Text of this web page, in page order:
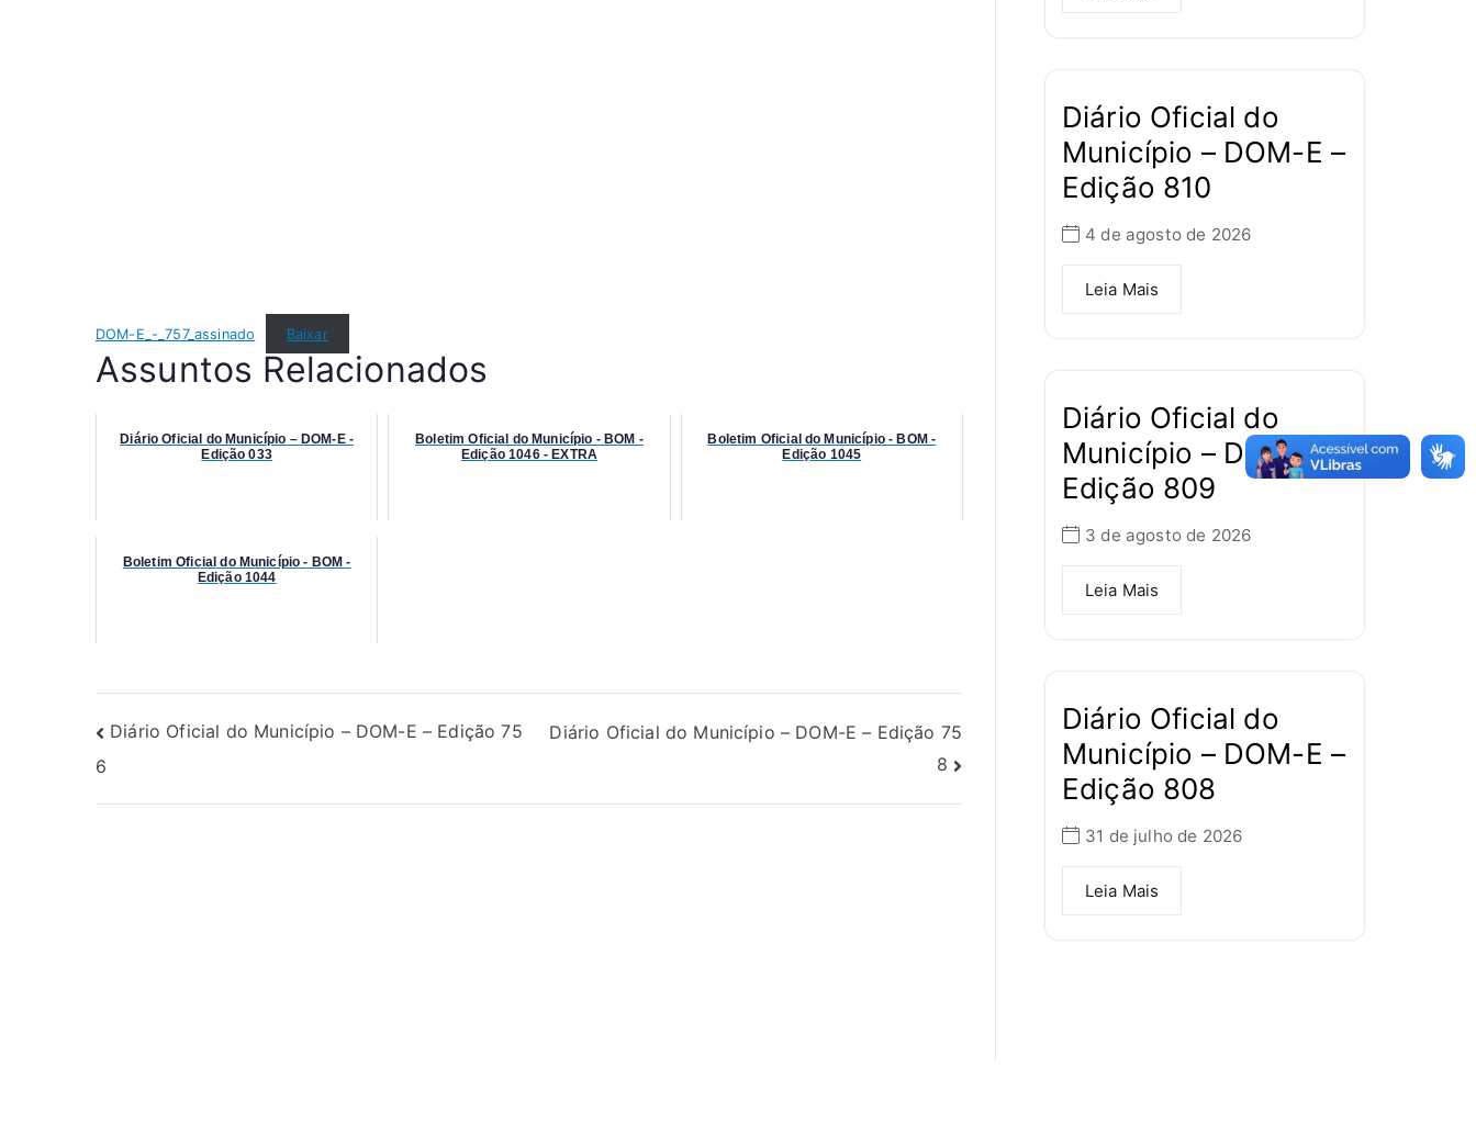
DOM-E_-_757_assinado Baixar
Assuntos Relacionados
Diário Oficial do Município – DOM-E -
Edição 033
Boletim Oficial do Município - BOM -
Edição 1046 - EXTRA
Boletim Oficial do Município - BOM -
Edição 1045
Boletim Oficial do Município - BOM -
Edição 1044
Diário Oficial do Município – DOM-E – Edição 75
6
Diário Oficial do Município – DOM-E – Edição 75
8
Diário Oficial do
Município – DOM-E –
Edição 810
4 de agosto de 2026
Leia Mais
Diário Oficial do
Município – DOM-E –
Edição 809
3 de agosto de 2026
Leia Mais
Diário Oficial do
Município – DOM-E –
Edição 808
31 de julho de 2026
Leia Mais